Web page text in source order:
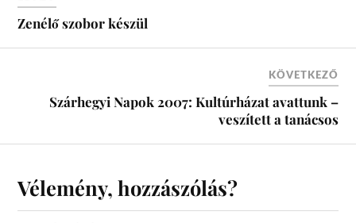
Zenélő szobor készül
KÖVETKEZŐ
Szárhegyi Napok 2007: Kultúrházat avattunk –
veszített a tanácsos
Vélemény, hozzászólás?